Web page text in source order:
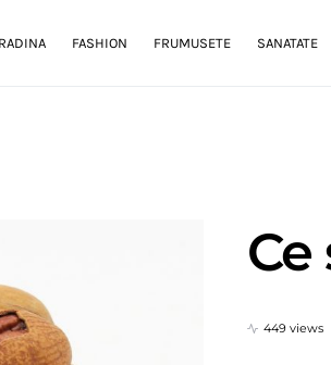
FASHION FRUMUSETE SANATATE
449 views